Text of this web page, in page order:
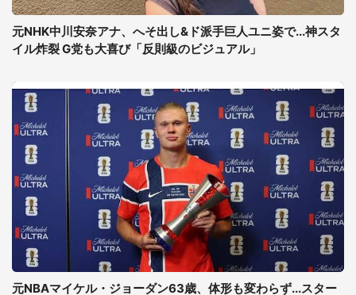
元NHK中川安奈アナ、へそ出し&ド派手巨人ユニ姿で...神スタ
イル炸裂 G党も大喜び「反則級のビジュアル」
元NBAマイケル・ジョーダン63歳、体形も変わらず...スター